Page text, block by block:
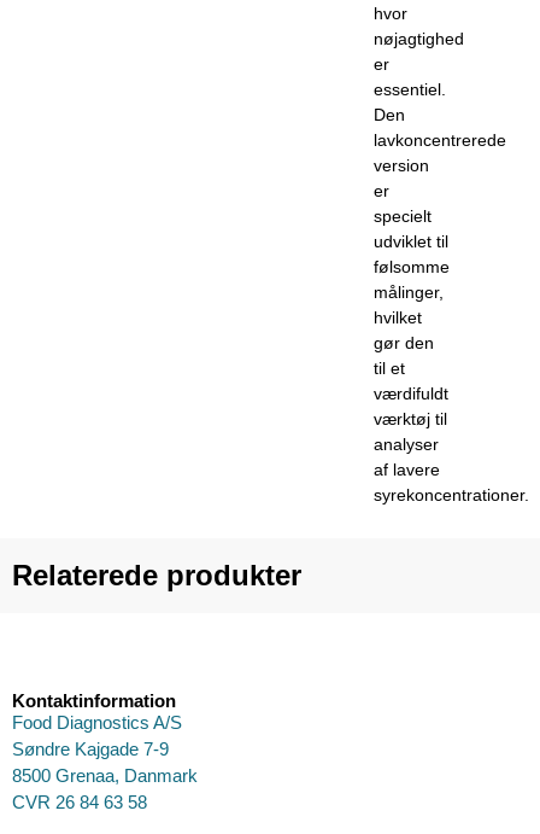
hvor
nøjagtighed
er
essentiel.
Den
lavkoncentrerede
version
er
specielt
udviklet til
følsomme
målinger,
hvilket
gør den
til et
værdifuldt
værktøj til
analyser
af lavere
syrekoncentrationer.
Relaterede produkter
Kontaktinformation
Food Diagnostics A/S
Søndre Kajgade 7-9
8500 Grenaa, Danmark
CVR 26 84 63 58